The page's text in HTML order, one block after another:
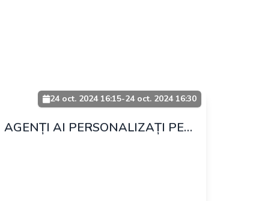
24 oct. 2024 16:15-24 oct. 2024 16:30
AGENȚI AI PERSONALIZAȚI PENTRU TASK URILE TALE